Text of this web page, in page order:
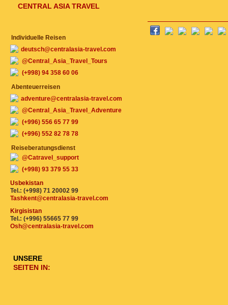
CENTRAL ASIA TRAVEL
Individuelle Reisen
deutsch@centralasia-travel.com
@Central_Asia_Travel_Tours
(+998) 94 358 60 06
Abenteuerreisen
adventure@centralasia-travel.com
@Central_Asia_Travel_Adventure
(+996) 556 65 77 99
(+996) 552 82 78 78
Reiseberatungsdienst
@Catravel_support
(+998) 93 379 55 33
Usbekistan
Tel.: (+998) 71 20002 99
Tashkent@centralasia-travel.com
Kirgisistan
Tel.: (+996) 55665 77 99
Osh@centralasia-travel.com
UNSERE
SEITEN IN: